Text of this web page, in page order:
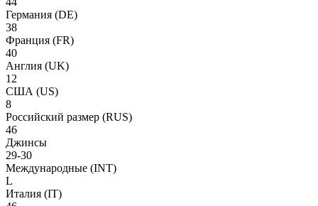
Германия (DE)
38
Франция (FR)
40
Англия (UK)
12
США (US)
8
Российский размер (RUS)
46
Джинсы
29-30
Международные (INT)
L
Италия (IT)